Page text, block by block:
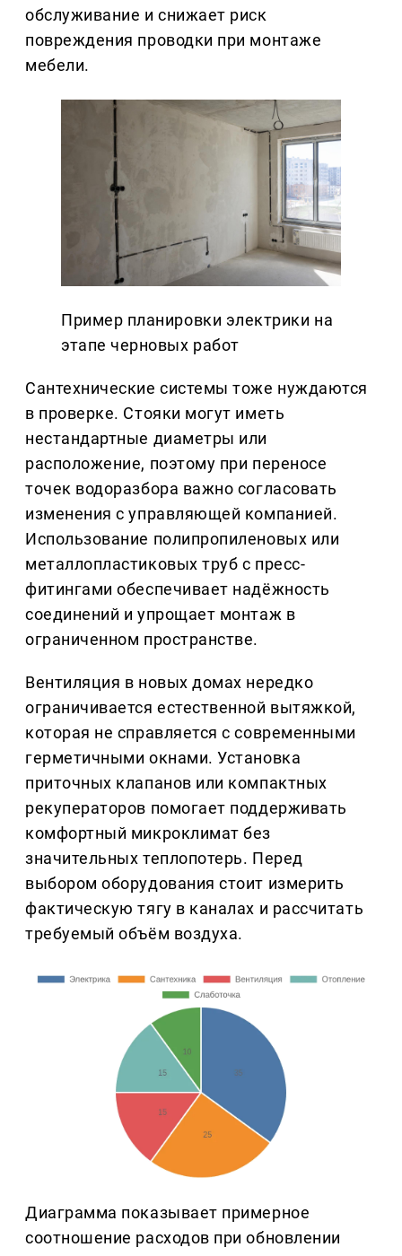
обслуживание и снижает риск
повреждения проводки при монтаже
мебели.
Пример планировки электрики на
этапе черновых работ
Сантехнические системы тоже нуждаются
в проверке. Стояки могут иметь
нестандартные диаметры или
расположение, поэтому при переносе
точек водоразбора важно согласовать
изменения с управляющей компанией.
Использование полипропиленовых или
металлопластиковых труб с пресс-
фитингами обеспечивает надёжность
соединений и упрощает монтаж в
ограниченном пространстве.
Вентиляция в новых домах нередко
ограничивается естественной вытяжкой,
которая не справляется с современными
герметичными окнами. Установка
приточных клапанов или компактных
рекуператоров помогает поддерживать
комфортный микроклимат без
значительных теплопотерь. Перед
выбором оборудования стоит измерить
фактическую тягу в каналах и рассчитать
требуемый объём воздуха.
Диаграмма показывает примерное
соотношение расходов при обновлении